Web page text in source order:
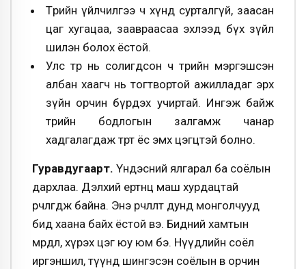
Төрийн үйлчилгээ ч хүнд сурталгүй, заасан
цаг хугацаа, заавраасаа эхлээд бүх зүйл
шилэн болох ёстой.
Улс төр нь солигдсон ч төрийн мэргэшсэн
албан хаагч нь тогтвортой ажилладаг эрх
зүйн орчин бүрдэх учиртай. Ингэж байж
төрийн бодлогын залгамж чанар
хадгалагдаж төрт ёс эмх цэгцтэй болно.
Гуравдугаарт. Үндэсний ялгарал ба соёлын
дархлаа. Дэлхий ертөнц маш хурдацтай
өөрчлөгдөж байна. Энэ өөрчлөлт дунд монголчууд
бид хаана байх ёстой вэ. Бидний хамтын
мөрөөдөл, хүрэх цэг юу юм бэ. Нүүдлийн соёл
иргэншил, түүнд шингэсэн соёлын өвөө орчин